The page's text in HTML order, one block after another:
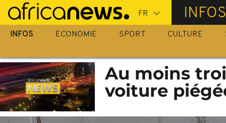
Passer
au
contenu
INFOS
INFOS ECONOMIE SPORT CULTURE
Au moins
voiture